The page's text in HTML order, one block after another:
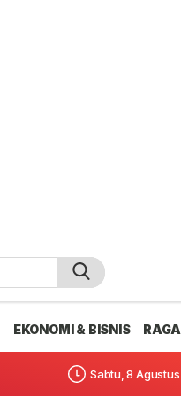
EKONOMI & BISNIS
Sabtu, 8 Agustus